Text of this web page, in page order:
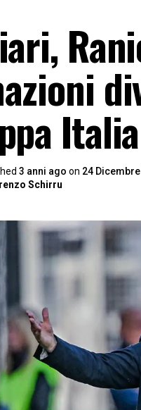
Italia
3 anni ago on 24
Schirru